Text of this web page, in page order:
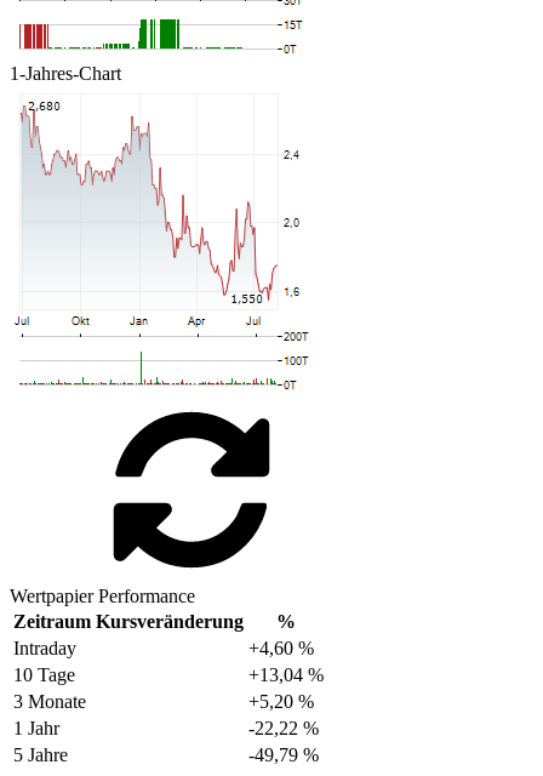
1-Jahres-Chart
Wertpapier Performance
Zeitraum Kursveränderung
%
Intraday
+4,60 %
10 Tage
+13,04 %
3 Monate
+5,20 %
1 Jahr
-22,22 %
5 Jahre
-49,79 %